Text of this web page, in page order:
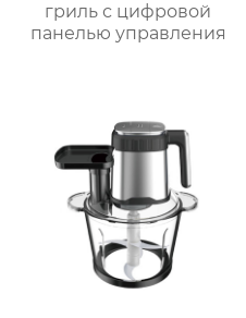
гриль с цифровой
панелью управления